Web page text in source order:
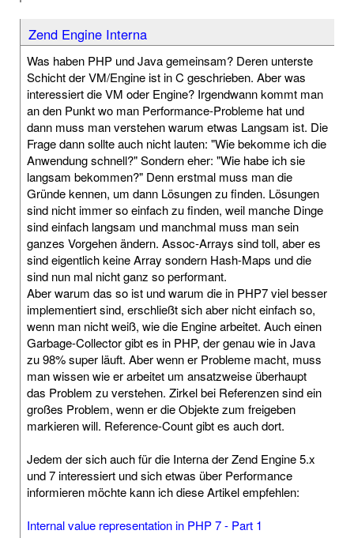
Zend Engine Interna
Was haben PHP und Java gemeinsam? Deren unterste
Schicht der VM/Engine ist in C geschrieben. Aber was
interessiert die VM oder Engine? Irgendwann kommt man
an den Punkt wo man Performance-Probleme hat und
dann muss man verstehen warum etwas Langsam ist. Die
Frage dann sollte auch nicht lauten: "Wie bekomme ich die
Anwendung schnell?" Sondern eher: "Wie habe ich sie
langsam bekommen?" Denn erstmal muss man die
Gründe kennen, um dann Lösungen zu finden. Lösungen
sind nicht immer so einfach zu finden, weil manche Dinge
sind einfach langsam und manchmal muss man sein
ganzes Vorgehen ändern. Assoc-Arrays sind toll, aber es
sind eigentlich keine Array sondern Hash-Maps und die
sind nun mal nicht ganz so performant.
Aber warum das so ist und warum die in PHP7 viel besser
implementiert sind, erschließt sich aber nicht einfach so,
wenn man nicht weiß, wie die Engine arbeitet. Auch einen
Garbage-Collector gibt es in PHP, der genau wie in Java
zu 98% super läuft. Aber wenn er Probleme macht, muss
man wissen wie er arbeitet um ansatzweise überhaupt
das Problem zu verstehen. Zirkel bei Referenzen sind ein
großes Problem, wenn er die Objekte zum freigeben
markieren will. Reference-Count gibt es auch dort.
Jedem der sich auch für die Interna der Zend Engine 5.x
und 7 interessiert und sich etwas über Performance
informieren möchte kann ich diese Artikel empfehlen:
Internal value representation in PHP 7 - Part 1